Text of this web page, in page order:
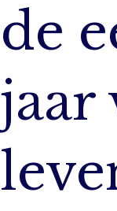
de
jaar